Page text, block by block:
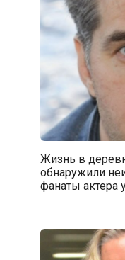
Жизнь в
обнаружили
фанаты актера